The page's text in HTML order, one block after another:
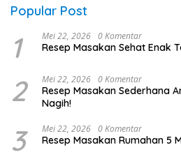
Popular Post
1 Mei 22, 2026 0 Komentar
Resep Masakan Sehat Enak
2 Mei 22, 2026 0 Komentar
Resep Masakan Sederhana
Nagih!
3 Mei 22, 2026 0 Komentar
Resep Masakan Rumahan 5